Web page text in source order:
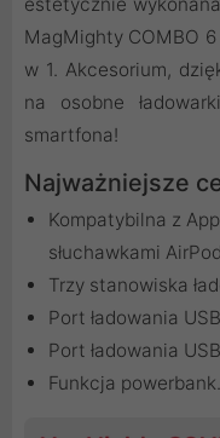
estetycznie
MagMighty COMBO
w 1. Akcesorium,
na osobne
smartfona!
Najważniejsze
Kompatybilna z
słuchawkami
Trzy stanowiska
Port ładowania
Port ładowania
Funkcja powerbank.